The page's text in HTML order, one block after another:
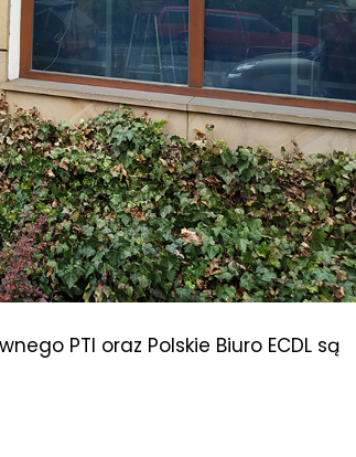
PTI oraz Polskie Biuro ECDL są